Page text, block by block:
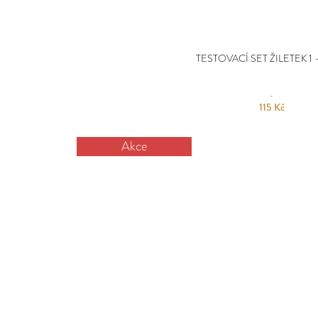
TESTOVACÍ SET ŽILETEK 1
115 Kč
Akce